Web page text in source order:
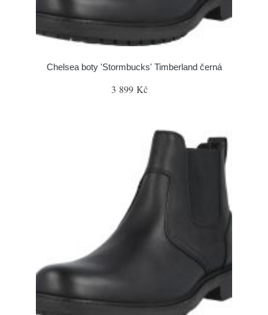
Chelsea boty 'Stormbucks' Timberland černá
3 899 Kč